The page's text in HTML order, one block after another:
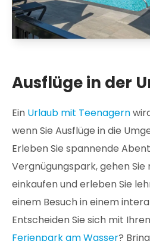
Ausflüge in der
Ein Urlaub mit Teenagern
wenn Sie Ausflüge in die
Erleben Sie spannende
Vergnügungspark, gehen
einkaufen und erleben Sie
einem Besuch in einem
Entscheiden Sie sich mit
Ferienpark am Wasser?